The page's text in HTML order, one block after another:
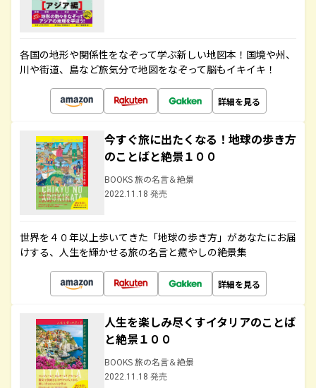
各国の地形や関係性をなぞって学ぶ新しい地図本！国境や州、
川や街道、島など旅気分で地図をなぞって脳もイキイキ！
詳細を見る
今すぐ旅に出たくなる！地球の歩き方
のことばと絶景１００
BOOKS 旅の名言＆絶景
2022.11.18 発売
世界を４０年以上歩いてきた「地球の歩き方」があなたにお届
けする、人生を輝かせる旅の名言と癒やしの絶景集
詳細を見る
人生を楽しみ尽くすイタリアのことば
と絶景１００
BOOKS 旅の名言＆絶景
2022.11.18 発売